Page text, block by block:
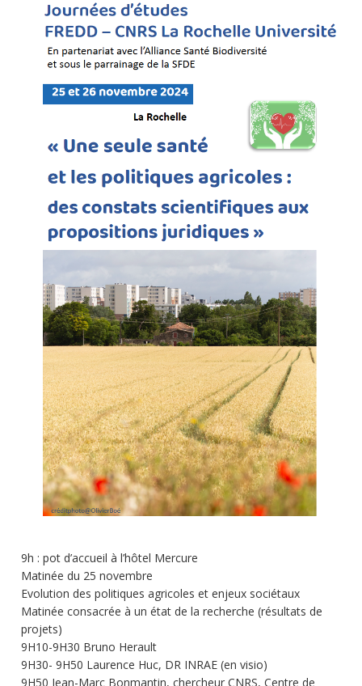
9h : pot d’accueil à l’hôtel Mercure
Matinée du 25 novembre
Evolution des politiques agricoles et enjeux sociétaux
Matinée consacrée à un état de la recherche (résultats de
projets)
9H10-9H30 Bruno Herault
9H30- 9H50 Laurence Huc, DR INRAE (en visio)
9H50 Jean-Marc Bonmantin, chercheur CNRS, Centre de